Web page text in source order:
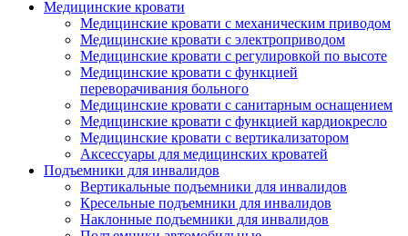
Медицинские кровати
Медицинские кровати с механическим приводом
Медицинские кровати с электроприводом
Медицинские кровати с регулировкой по высоте
Медицинские кровати с функцией
переворачивания больного
Медицинские кровати с санитарным оснащением
Медицинские кровати с функцией кардиокресло
Медицинские кровати с вертикализатором
Аксессуары для медицинских кроватей
Подъемники для инвалидов
Вертикальные подъемники для инвалидов
Кресельные подъемники для инвалидов
Наклонные подъемники для инвалидов